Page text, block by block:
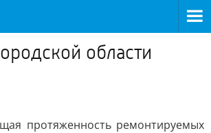
области
протяженность ремонтируемых